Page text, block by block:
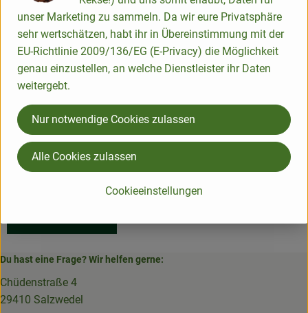
Produktinformationen
Herkunft
Hersteller: BOA
Deutschland
Augustin
Du hast eine Frage? Wir helfen gerne:
Chüdenstraße 4
29410 Salzwedel
unser Marketing zu sammeln. Da wir eure Privatsphäre
sehr wertschätzen, habt ihr in Übereinstimmung mit der
EU-Richtlinie 2009/136/EG (E-Privacy) die Möglichkeit
genau einzustellen, an welche Dienstleister ihr Daten
weitergebt.
Cookieeinstellungen
Nur notwendige Cookies zulassen
Alle Cookies zulassen